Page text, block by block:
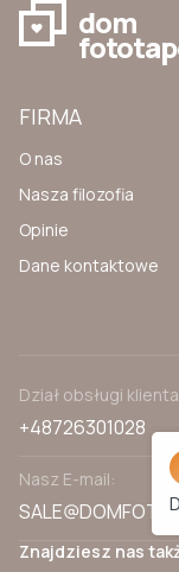
dom
Znajdziesz nas
FIRMA
O nas
Nasza filozofia
Opinie
Dane kontaktowe
Dział obsługi
+48726301028
Nasz E-mail: